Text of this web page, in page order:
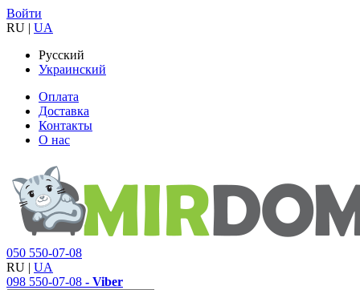
Войти
RU | UA
Русский
Украинский
Оплата
Доставка
Контакты
О нас
050 550-07-08
RU | UA
098 550-07-08 - Viber